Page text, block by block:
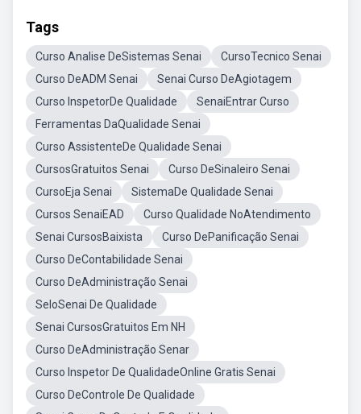
Tags
Curso Analise DeSistemas Senai
CursoTecnico Senai
Curso DeADM Senai
Senai Curso DeAgiotagem
Curso InspetorDe Qualidade
SenaiEntrar Curso
Ferramentas DaQualidade Senai
Curso AssistenteDe Qualidade Senai
CursosGratuitos Senai
Curso DeSinaleiro Senai
CursoEja Senai
SistemaDe Qualidade Senai
Cursos SenaiEAD
Curso Qualidade NoAtendimento
Senai CursosBaixista
Curso DePanificação Senai
Curso DeContabilidade Senai
Curso DeAdministração Senai
SeloSenai De Qualidade
Senai CursosGratuitos Em NH
Curso DeAdministração Senar
Curso Inspetor De QualidadeOnline Gratis Senai
Curso DeControle De Qualidade